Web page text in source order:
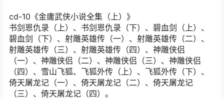
cd-10《金庸武侠小说全集（上）》
书剑恩仇录（上）、书剑恩仇录（下）、碧血剑（上）、
碧血剑（下）、射雕英雄传（一）、射雕英雄传（二）、
射雕英雄传（三）、射雕英雄传（四）、神雕侠侣
（一）、神雕侠侣（二）、神雕侠侣（三）、神雕侠侣
（四）、雪山飞狐、飞狐外传（上）、飞狐外传（下）、
倚天屠龙记（一）、倚天屠龙记（二）、倚天屠龙记
（三）、倚天屠龙记（四）。